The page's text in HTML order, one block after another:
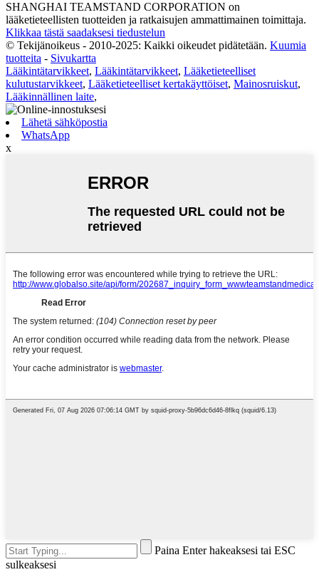
SHANGHAI TEAMSTAND CORPORATION on
lääketieteellisten tuotteiden ja ratkaisujen ammattimainen toimittaja.
Klikkaa tästä saadaksesi tiedustelun
© Tekijänoikeus - 2010-2025: Kaikki oikeudet pidätetään. Kuumia
tuotteita - Sivukartta
Lääkintätarvikkeet, Lääkintätarvikkeet, Lääketieteelliset
kulutustarvikkeet, Lääketieteelliset kertakäyttöiset, Mainosruiskut,
Lääkinnällinen laite,
Lähetä sähköpostia
WhatsApp
x
Paina Enter hakeaksesi tai ESC
sulkeaksesi